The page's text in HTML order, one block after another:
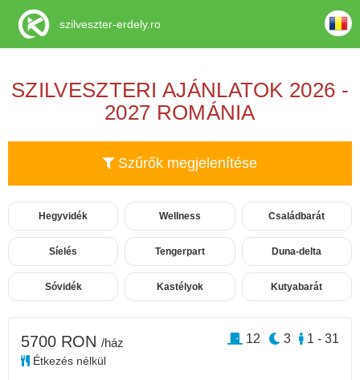
SZILVESZTERI AJÁNLATOK 2026 -
2027 ROMÁNIA
Szűrők megjelenítése
Hegyvidék Wellness Családbarát
Síelés Tengerpart Duna-delta
Sóvidék Kastélyok Kutyabarát
5700 RON /ház
Étkezés nélkül
1 - 31
3
12
szilveszter-erdely.ro